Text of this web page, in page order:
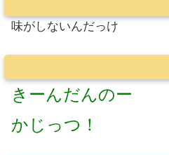
味がしないんだっけ
きーんだんのー
かじっつ！